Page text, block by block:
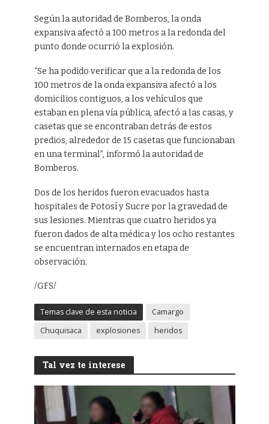
Según la autoridad de Bomberos, la onda
expansiva afectó a 100 metros a la redonda del
punto donde ocurrió la explosión.
“Se ha podido verificar que a la redonda de los
100 metros de la onda expansiva afectó a los
domicilios contiguos, a los vehículos que
estaban en plena vía pública, afectó a las casas, y
casetas que se encontraban detrás de estos
predios, alrededor de 15 casetas que funcionaban
en una terminal”, informó la autoridad de
Bomberos.
Dos de los heridos fueron evacuados hasta
hospitales de Potosí y Sucre por la gravedad de
sus lesiones. Mientras que cuatro heridos ya
fueron dados de alta médica y los ocho restantes
se encuentran internados en etapa de
observación.
/GFS/
Temas clave de esta noticia
Camargo
Chuquisaca
explosiones heridos
Tal vez te interese